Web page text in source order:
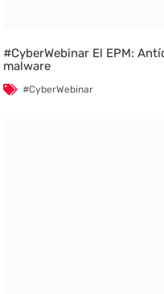
#CyberWebinar El EPM:
malware
#CyberWebinar